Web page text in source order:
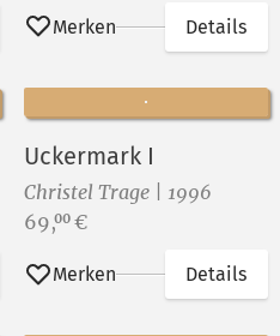
Merken Details
Uckermark I
Christel Trage | 1996
Preis:
69,00 €
Merken Details